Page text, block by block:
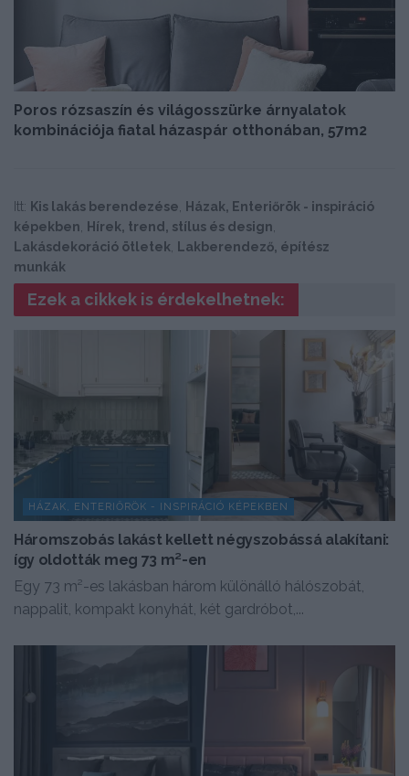
Poros rózsaszín és világosszürke árnyalatok
kombinációja fiatal házaspár otthonában, 57m2
Itt: Kis lakás berendezése
Házak, Enteriőrök - inspiráció
képekben
Hírek, trend, stílus és design
Lakásdekoráció ötletek
Lakberendező, építész
munkák
Ezek a cikkek is érdekelhetnek:
HÁZAK, ENTERIŐRÖK - INSPIRÁCIÓ KÉPEKBEN
Háromszobás lakást kellett négyszobássá alakítani:
így oldották meg 73 m²-en
Egy 73 m²-es lakásban három különálló hálószobát,
nappalit, kompakt konyhát, két gardróbot,...